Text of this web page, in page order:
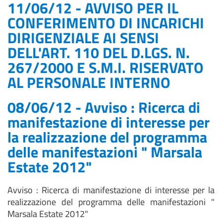
11/06/12 - AVVISO PER IL
CONFERIMENTO DI INCARICHI
DIRIGENZIALE AI SENSI
DELL'ART. 110 DEL D.LGS. N.
267/2000 E S.M.I. RISERVATO
AL PERSONALE INTERNO
08/06/12 - Avviso : Ricerca di
manifestazione di interesse per
la realizzazione del programma
delle manifestazioni " Marsala
Estate 2012"
Avviso : Ricerca di manifestazione di interesse per la
realizzazione del programma delle manifestazioni "
Marsala Estate 2012"